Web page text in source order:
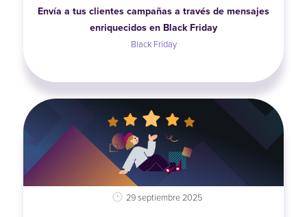
Envía a tus clientes campañas a través de mensajes
enriquecidos en Black Friday
Black Friday
29 septiembre 2025